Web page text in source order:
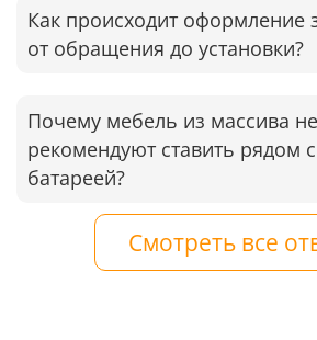
Как происходит оформление
от обращения до установки?
Почему мебель из массива не
рекомендуют ставить рядом с
батареей?
Смотреть все